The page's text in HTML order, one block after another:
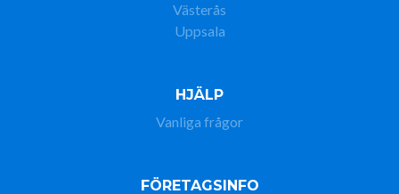
Västerås
Uppsala
HJÄLP
Vanliga frågor
FÖRETAGSINFO